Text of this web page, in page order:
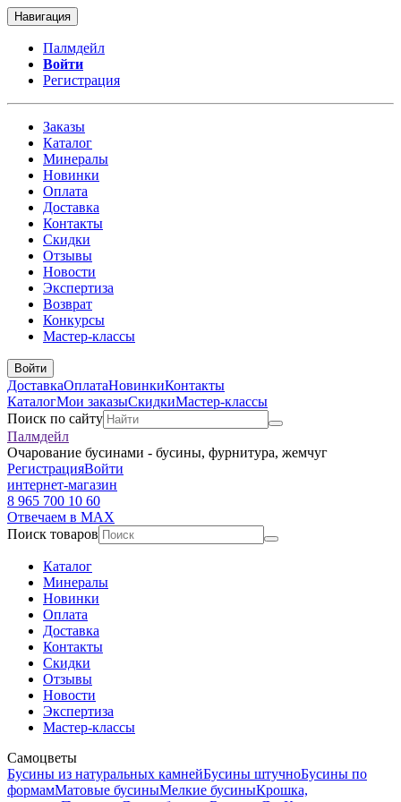
Навигация
Палмдейл
Войти
Регистрация
Заказы
Каталог
Минералы
Новинки
Оплата
Доставка
Контакты
Скидки
Отзывы
Новости
Экспертиза
Возврат
Конкурсы
Мастер-классы
Войти
ДоставкаОплатаНовинкиКонтакты
КаталогМои заказыСкидкиМастер-классы
Поиск по сайту
Палмдейл
Очарование бусинами - бусины, фурнитура, жемчуг
РегистрацияВойти
интернет-магазин
8 965 700 10 60
Отвечаем в MAX
Поиск товаров
Каталог
Минералы
Новинки
Оплата
Доставка
Контакты
Скидки
Отзывы
Новости
Экспертиза
Мастер-классы
Самоцветы
Бусины из натуральных камнейБусины штучноБусины по
формамМатовые бусиныМелкие бусиныКрошка,